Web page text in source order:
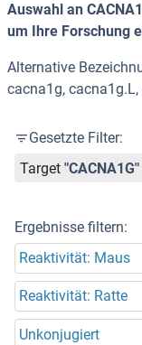
Auswahl an
um Ihre Forschung
Alternative
cacna1g, cacna1g.L,
Gesetzte Filter:
Target "CACNA1G"
Ergebnisse filtern:
Reaktivität: Maus
Reaktivität: Ratte
Unkonjugiert